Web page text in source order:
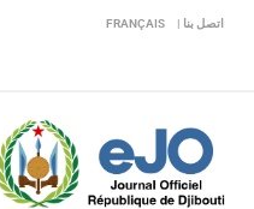
اتصل بنا | FRANÇAIS